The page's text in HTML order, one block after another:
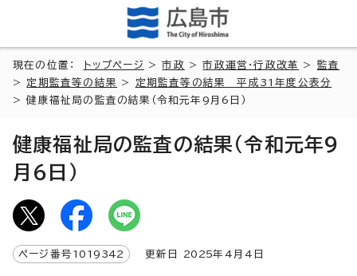
現在の位置： トップページ >市政 >市政運営・行政改革 > 監査
> 定期監査等の結果 >
定期監査等の結果 平成31年度公表分
> 健康福祉局の監査の結果（令和元年9月6日）
健康福祉局の監査の結果（令和元年9
月6日）
ページ番号 1019342 更新日 2025年4月4日